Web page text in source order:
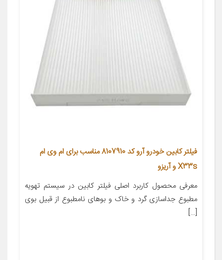
فیلتر کابین خودرو آرو کد 8107910 مناسب برای ام وی ام
X33s و آریزو
معرفی محصول کاربرد اصلی فیلتر کابین در سیستم تهویه
مطبوع جداسازی گرد و خاک و بوهای نامطبوع از قبیل بوی
[…]